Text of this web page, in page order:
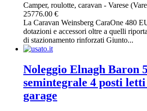
Camper, roulotte, caravan - Varese
25776.00 €
La Caravan Weinsberg CaraOne 480
dotazioni e accessori oltre a quelli
di stazionamento rinforzati Giunto...
Noleggio Elnagh Baron
semintegrale 4 posti
garage